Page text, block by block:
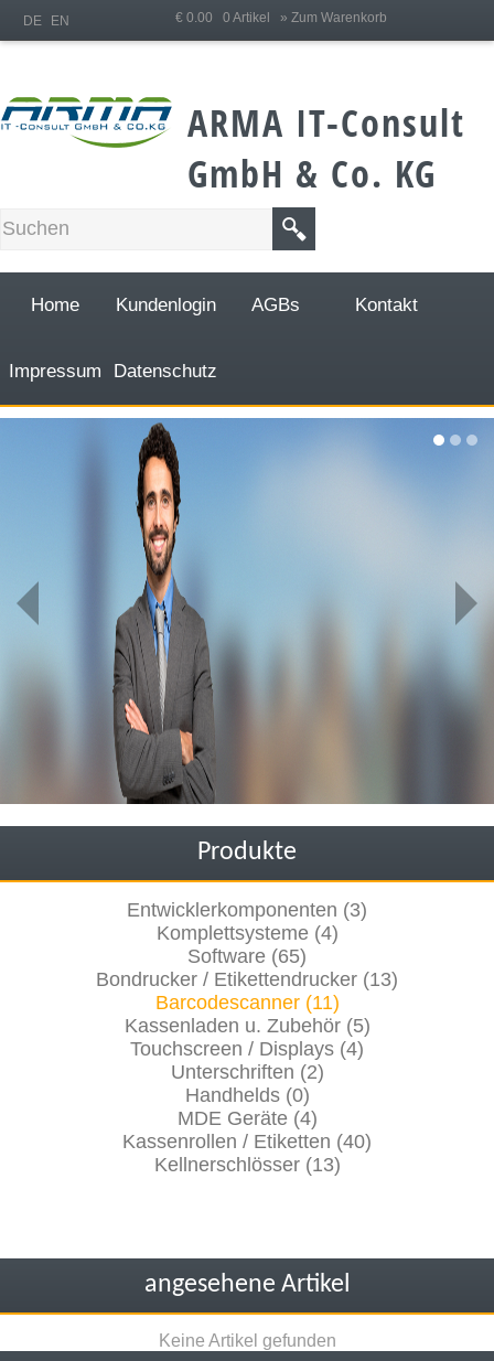
€ 0.00 0 Artikel » Zum Warenkorb
DE EN
ARMA IT-Consult
GmbH & Co. KG
Home Kundenlogin AGBs Kontakt
Impressum Datenschutz
Produkte
Entwicklerkomponenten (3)
Komplettsysteme (4)
Software (65)
Bondrucker / Etikettendrucker (13)
Barcodescanner (11)
Kassenladen u. Zubehör (5)
Touchscreen / Displays (4)
Unterschriften (2)
Handhelds (0)
MDE Geräte (4)
Kassenrollen / Etiketten (40)
Kellnerschlösser (13)
angesehene Artikel
Keine Artikel gefunden